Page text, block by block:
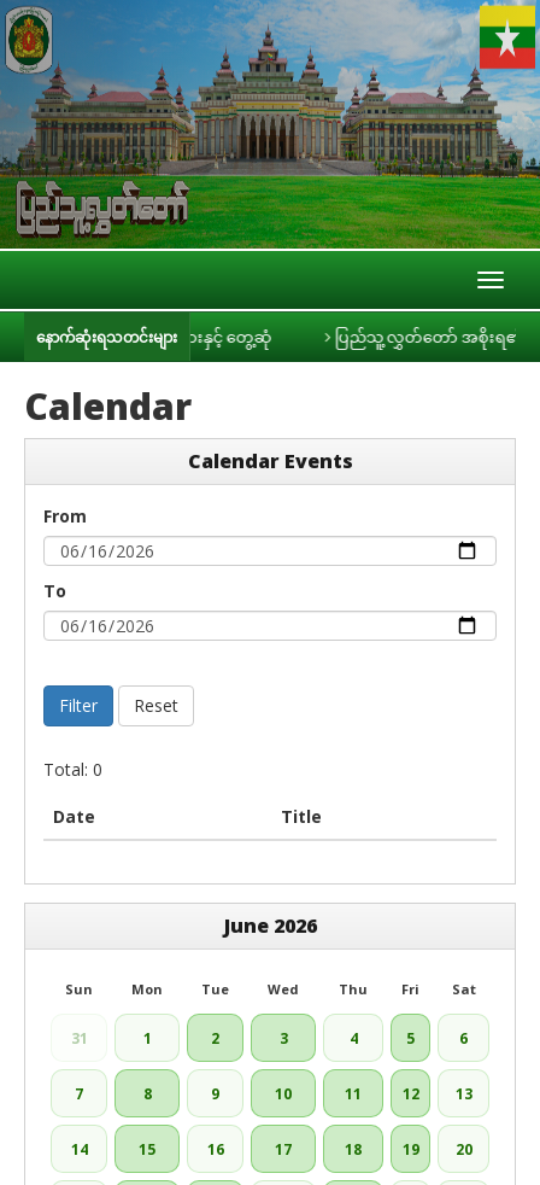
နောက်ဆုံးရသတင်းများ
င်ရီ သတင်းမီဒီယာများနှင့် တွေ့ဆုံ ပြည်သူ့လွှတ်တော် အစိုးရ၏ အာမခံချ
Calendar
Calendar Events
From
To
Filter Reset
Total: 0
Date Title
June 2026
Sun Mon Tue Wed Thu Fri Sat
31 1 2 3 4 5 6
7 8 9 10 11 12 13
14 15 16 17 18 19 20